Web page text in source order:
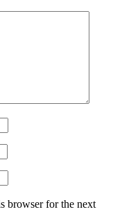
browser for the next